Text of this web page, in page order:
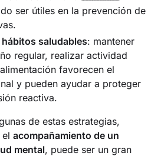
ser útiles en la prevención de
saludables: mantener
regular, realizar actividad
favorecen el
y pueden ayudar a proteger
reactiva.
de estas estrategias,
elacompañamiento de un
mental, puede ser un gran